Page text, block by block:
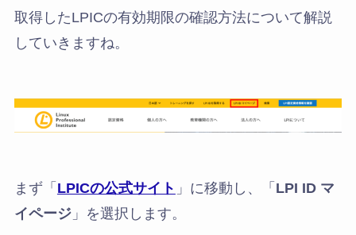
取得したLPICの有効期限の確認方法について解説
していきますね。
まず「 LPICの公式サイト 」に移動し、「 LPI ID マ
イページ」を選択します。